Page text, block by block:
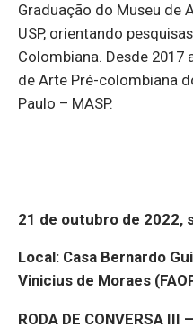
Graduação do Museu de
USP, orientando
Colombiana. Desde
de Arte Pré-colombiana
Paulo – MASP.
21 de outubro de 2022,
Local: Casa Bernardo
Vinicius de Moraes
RODA DE CONVERSA III